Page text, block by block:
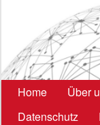
Hauptmenü
Home Über
Datenschutz